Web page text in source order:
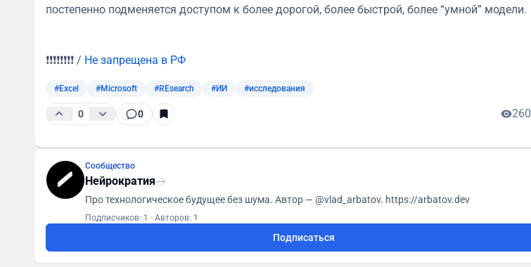
постепенно подменяется доступом к более дорогой, более быстрой, более “умной” модели.
❗️❗️❗️❗️❗️❗️❗️❗️ / Не запрещена в РФ
#Excel #Microsoft #REsearch #ИИ #исследования
0 0 260
Сообщество
Нейрократия
Про технологическое будущее без шума. Автор — @vlad_arbatov. https://arbatov.dev
Подписчиков: 1 · Авторов: 1
Подписаться